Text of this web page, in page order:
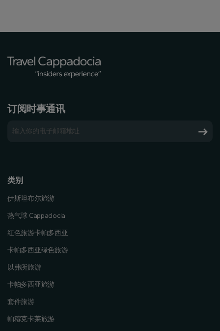
订阅时事通讯
类别
伊斯坦布尔旅游
热气球 Cappadocia
红色旅游卡帕多西亚
卡帕多西亚绿色旅游
以弗所旅游
卡帕多西亚旅游
套件旅游
帕穆克卡莱旅游